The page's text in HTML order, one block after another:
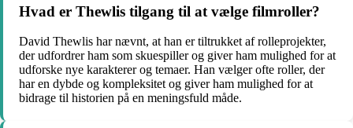
Hvad er Thewlis tilgang til at vælge filmroller?
David Thewlis har nævnt, at han er tiltrukket af rolleprojekter,
der udfordrer ham som skuespiller og giver ham mulighed for at
udforske nye karakterer og temaer. Han vælger ofte roller, der
har en dybde og kompleksitet og giver ham mulighed for at
bidrage til historien på en meningsfuld måde.